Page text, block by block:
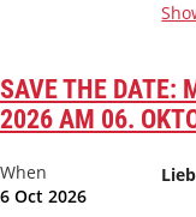
SAVE THE DATE:
2026 AM 06.
When
6 Oct 2026